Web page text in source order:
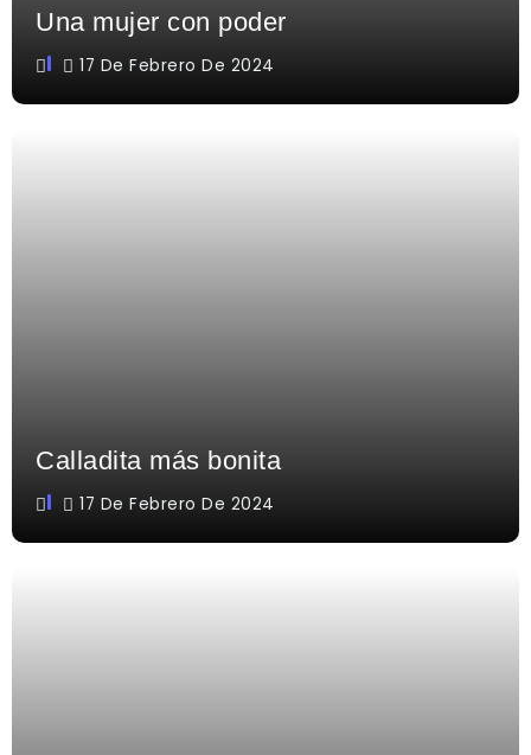
Una mujer con poder
17 De Febrero De 2024
Calladita más bonita
17 De Febrero De 2024